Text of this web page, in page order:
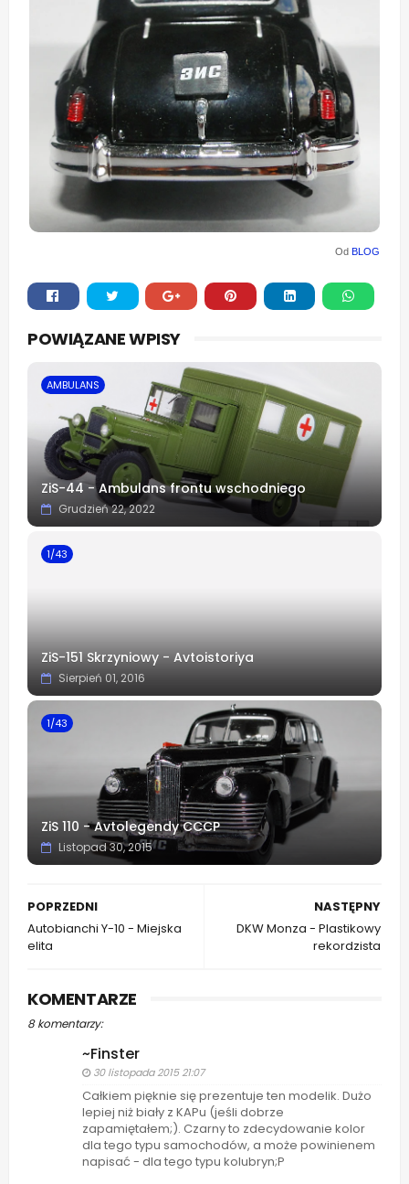
Od BLOG
POWIĄZANE WPISY
AMBULANS
ZiS-44 - Ambulans frontu wschodniego
Grudzień 22, 2022
1/43
ZiS-151 Skrzyniowy - Avtoistoriya
Sierpień 01, 2016
1/43
ZiS 110 - Avtolegendy CCCP
Listopad 30, 2015
NASTĘPNY
DKW Monza - Plastikowy
rekordzista
POPRZEDNI
Autobianchi Y-10 - Miejska
elita
KOMENTARZE
8 komentarzy:
~Finster
30 listopada 2015 21:07
Całkiem pięknie się prezentuje ten modelik. Dużo
lepiej niż biały z KAPu (jeśli dobrze
zapamiętałem;). Czarny to zdecydowanie kolor
dla tego typu samochodów, a może powinienem
napisać - dla tego typu kolubryn;P